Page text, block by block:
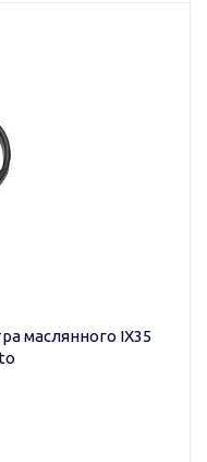
маслянного IX35